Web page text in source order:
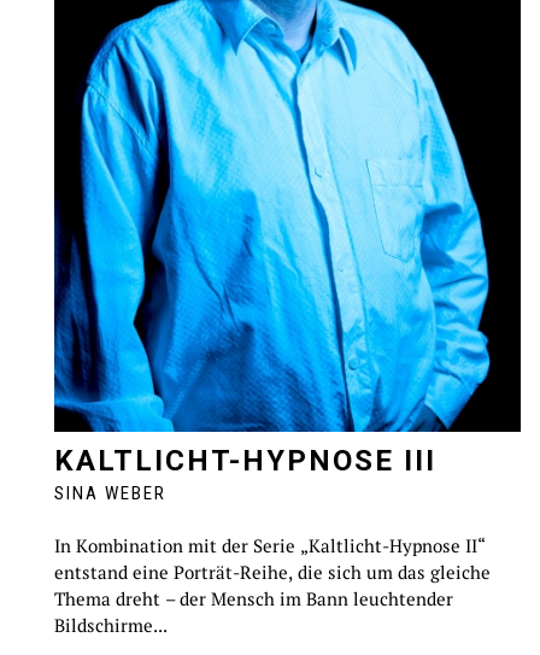
KALTLICHT-HYPNOSE III
SINA WEBER
In Kombination mit der Serie „Kaltlicht-Hypnose II“
entstand eine Porträt-Reihe, die sich um das gleiche
Thema dreht – der Mensch im Bann leuchtender
Bildschirme...